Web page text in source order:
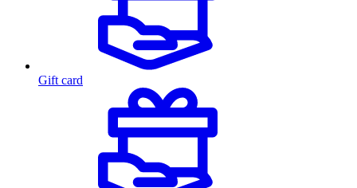
Gift card